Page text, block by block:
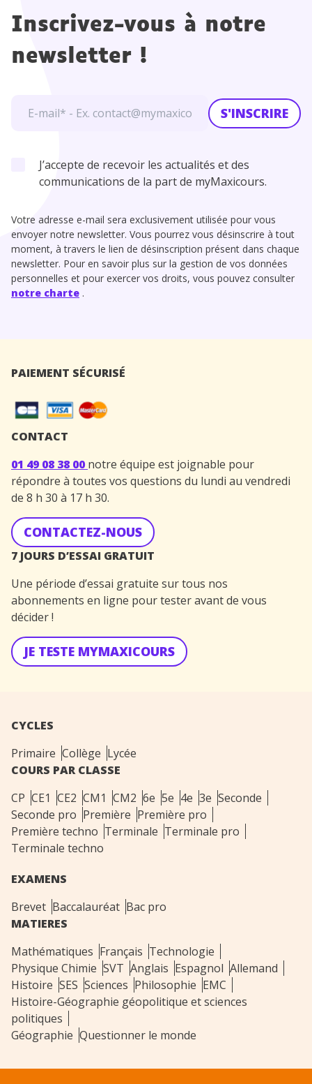
Inscrivez-vous à notre
newsletter !
S'INSCRIRE
J’accepte de recevoir les actualités et des
communications de la part de myMaxicours.
Votre adresse e-mail sera exclusivement utilisée pour vous
envoyer notre newsletter. Vous pourrez vous désinscrire à tout
moment, à travers le lien de désinscription présent dans chaque
newsletter. Pour en savoir plus sur la gestion de vos données
personnelles et pour exercer vos droits, vous pouvez consulter
notre charte .
PAIEMENT SÉCURISÉ
CONTACT
01 49 08 38 00 notre équipe est joignable pour
répondre à toutes vos questions du lundi au vendredi
de 8 h 30 à 17 h 30.
CONTACTEZ-NOUS
7 JOURS D’ESSAI GRATUIT
Une période d’essai gratuite sur tous nos
abonnements en ligne pour tester avant de vous
décider !
JE TESTE MYMAXICOURS
CYCLES
Primaire Collège Lycée
COURS PAR CLASSE
CP CE1 CE2 CM1 CM2 6e 5e 4e 3e Seconde
Seconde pro Première Première pro
Première techno Terminale Terminale pro
Terminale techno
EXAMENS
Brevet Baccalauréat Bac pro
MATIERES
Mathématiques Français Technologie
Physique Chimie SVT Anglais Espagnol Allemand
Histoire SES Sciences Philosophie EMC
Histoire-Géographie géopolitique et sciences
politiques
Géographie Questionner le monde